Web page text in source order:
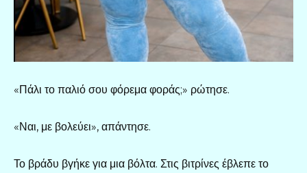
«Πάλι το παλιό σου φόρεμα φοράς;» ρώτησε.
«Ναι, με βολεύει», απάντησε.
Το βράδυ βγήκε για μια βόλτα. Στις βιτρίνες έβλεπε το